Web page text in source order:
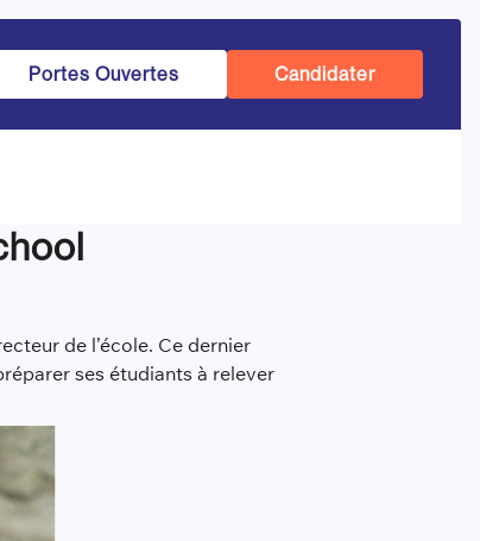
Portes Ouvertes Candidater
de l’école. Ce dernier
ses étudiants à relever